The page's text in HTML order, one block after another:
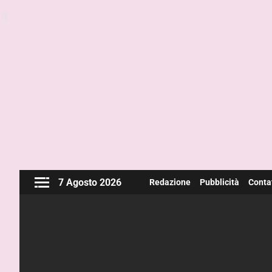
7 Agosto 2026 Redazione Pubblicità